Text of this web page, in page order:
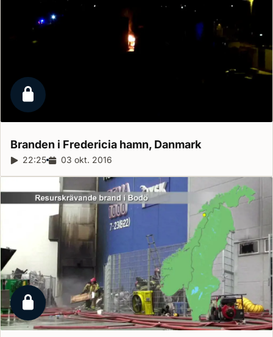
Låst reportage
Branden i Fredericia hamn, Danmark
Reportagelängd:
22:25 Releasedatum:
03 okt. 2016
Låst reportage